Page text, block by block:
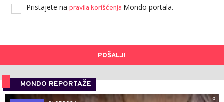
Pristajete na pravila korišćenja Mondo portala.
POŠALJI
MONDO REPORTAŽE
0